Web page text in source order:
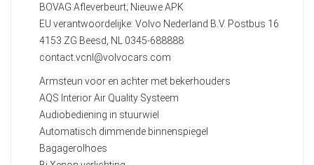
BOVAG Afleverbeurt; Nieuwe APK
EU verantwoordelijke: Volvo Nederland B.V. Postbus 16
4153 ZG Beesd, NL 0345-688888
contact.vcnl@volvocars.com
Armsteun voor en achter met bekerhouders
AQS Interior Air Quality Systeem
Audiobediening in stuurwiel
Automatisch dimmende binnenspiegel
Bagagerolhoes